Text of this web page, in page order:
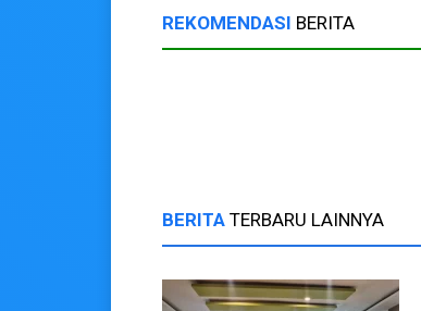
REKOMENDASI BERITA
BERITA TERBARU LAINNYA